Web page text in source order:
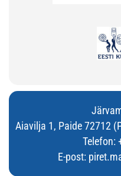
Aiavilja 1, Paide 72712
Telefon:
E-post: